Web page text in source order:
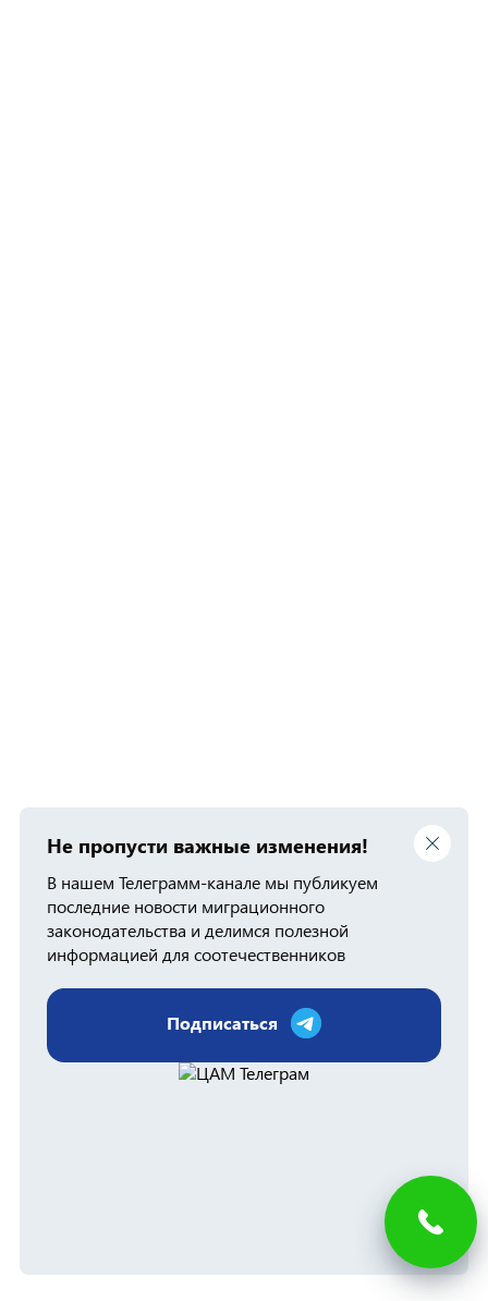
Не пропусти важные изменения!
В нашем Телеграмм-канале мы публикуем
последние новости миграционного
законодательства и делимся полезной
информацией для соотечественников
Подписаться